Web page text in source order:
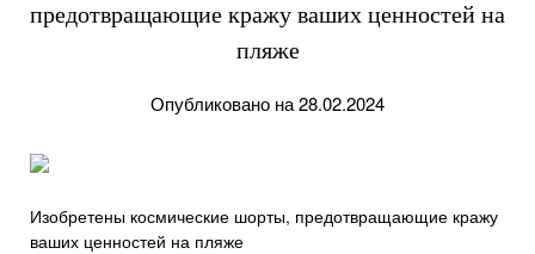
предотвращающие кражу ваших ценностей на
пляже
Опубликовано на 28.02.2024
Изобретены космические шорты, предотвращающие кражу
ваших ценностей на пляже